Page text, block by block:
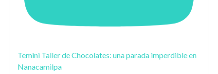
Temini Taller de Chocolates: una parada imperdible en
Nanacamilpa